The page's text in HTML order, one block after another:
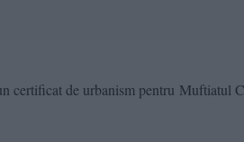
certificat de urbanism pentru Muftiatul